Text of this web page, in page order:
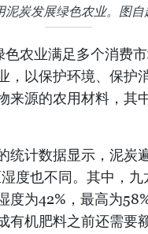
泥炭发展绿色农业。图自
农业满足多个消费
，以保护环境、保护
来源的农用材料，其
统计数据显示，泥炭
度也不同。其中，
度为42%，最高为
有机肥料之前还需要